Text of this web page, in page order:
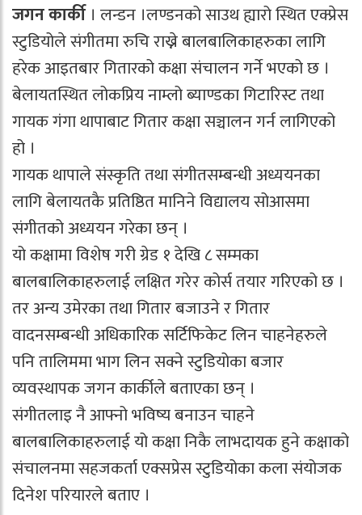
जगन कार्की। लन्डन ।लण्डनको साउथ ह्यारो स्थित एक्प्रेस
स्टुडियोले संगीतमा रुचि राख्ने बालबालिकाहरुका लागि
हरेक आइतबार गितारको कक्षा संचालन गर्ने भएको छ ।
बेलायतस्थित लोकप्रिय नाम्लो ब्याण्डका गिटारिस्ट तथा
गायक गंगा थापाबाट गितार कक्षा सञ्चालन गर्न लागिएको
हो ।
गायक थापाले संस्कृति तथा संगीतसम्बन्धी अध्ययनका
लागि बेलायतकै प्रतिष्ठित मानिने विद्यालय सोआसमा
संगीतको अध्ययन गरेका छन् ।
यो कक्षामा विशेष गरी ग्रेड १ देखि ८ सम्मका
बालबालिकाहरुलाई लक्षित गरेर कोर्स तयार गरिएको छ ।
तर अन्य उमेरका तथा गितार बजाउने र गितार
वादनसम्बन्धी अधिकारिक सर्टिफिकेट लिन चाहनेहरुले
पनि तालिममा भाग लिन सक्ने स्टुडियोका बजार
व्यवस्थापक जगन कार्कीले बताएका छन् ।
संगीतलाइ नै आफ्नो भविष्य बनाउन चाहने
बालबालिकाहरुलाई यो कक्षा निकै लाभदायक हुने कक्षाको
संचालनमा सहजकर्ता एक्सप्रेस स्टुडियोका कला संयोजक
दिनेश परियारले बताए ।